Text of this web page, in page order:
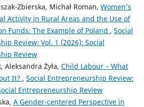
Zbierska, Michał Roman, Women’s
Activity in Rural Areas and the Use of
Funds: The Example of Poland , Social
Review: Vol. 1 (2026): Social
Review
Aleksandra Żyła, Child Labour – What
It? , Social Entrepreneurship Review:
Entrepreneurship Review
A Gender-centered Perspective in